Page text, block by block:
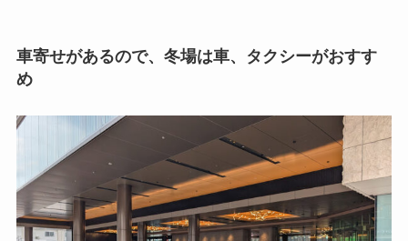
車寄せがあるので、冬場は車、タクシーがおすす
め